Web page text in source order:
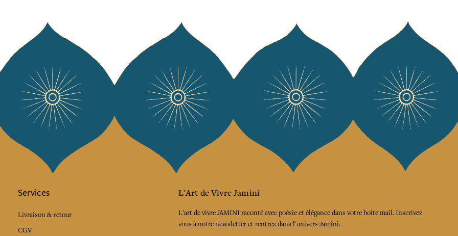
Services
Livraison & retour
CGV
L'Art de Vivre Jamini
L'art de vivre JAMINI raconté avec poésie et élégance dans votre boîte mail. Inscrivez
vous à notre newsletter et rentrez dans l'univers Jamini.